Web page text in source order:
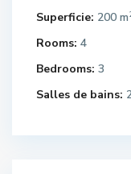
Superficie: 200 m
Rooms: 4
Bedrooms: 3
Salles de bains: